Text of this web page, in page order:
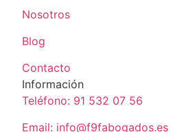
Nosotros
Blog
Contacto
Información
Teléfono: 91 532 07 56
Email: info@f9fabogados.es